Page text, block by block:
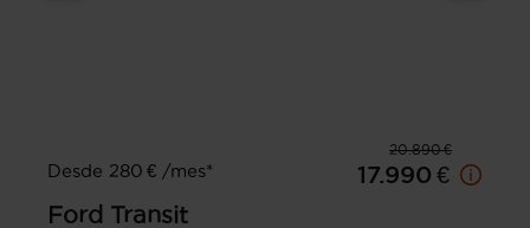
20.890 €
Desde 280 € /mes*
17.990 €
Ford Transit